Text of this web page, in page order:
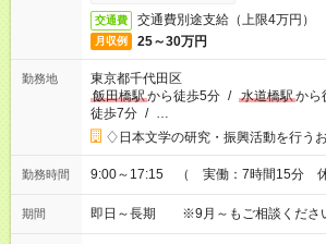
交通費 交通費別途支給（上限4万円）
月収例 25～30万円
勤務地
東京都千代田区
飯田橋駅から徒歩5分 / 水道橋駅から
徒歩7分 / …
♢日本文学の研究・振興活動を行う
勤務時間 9:00～17:15 （ 実働：7時間15分
期間 即日～長期 ※9月～もご相談くださ